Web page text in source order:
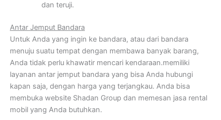
dan teruji.
Antar Jemput Bandara
Untuk Anda yang ingin ke bandara, atau dari bandara
menuju suatu tempat dengan membawa banyak barang,
Anda tidak perlu khawatir mencari kendaraan.memiliki
layanan antar jemput bandara yang bisa Anda hubungi
kapan saja, dengan harga yang terjangkau. Anda bisa
membuka website Shadan Group dan memesan jasa rental
mobil yang Anda butuhkan.